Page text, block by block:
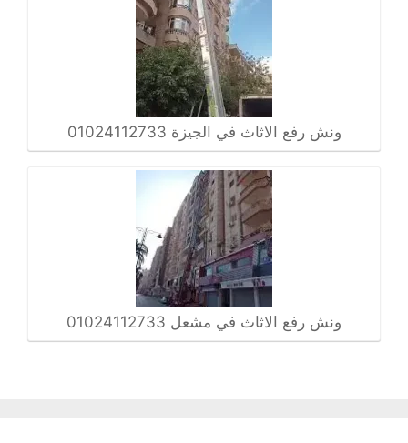
ونش رفع الاثاث في الجيزة 01024112733
ونش رفع الاثاث في مشعل 01024112733